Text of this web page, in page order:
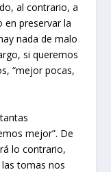
al contrario, a
en preservar la
nada de malo
si queremos
“mejor pocas,
mejor”. De
lo contrario,
tomas nos